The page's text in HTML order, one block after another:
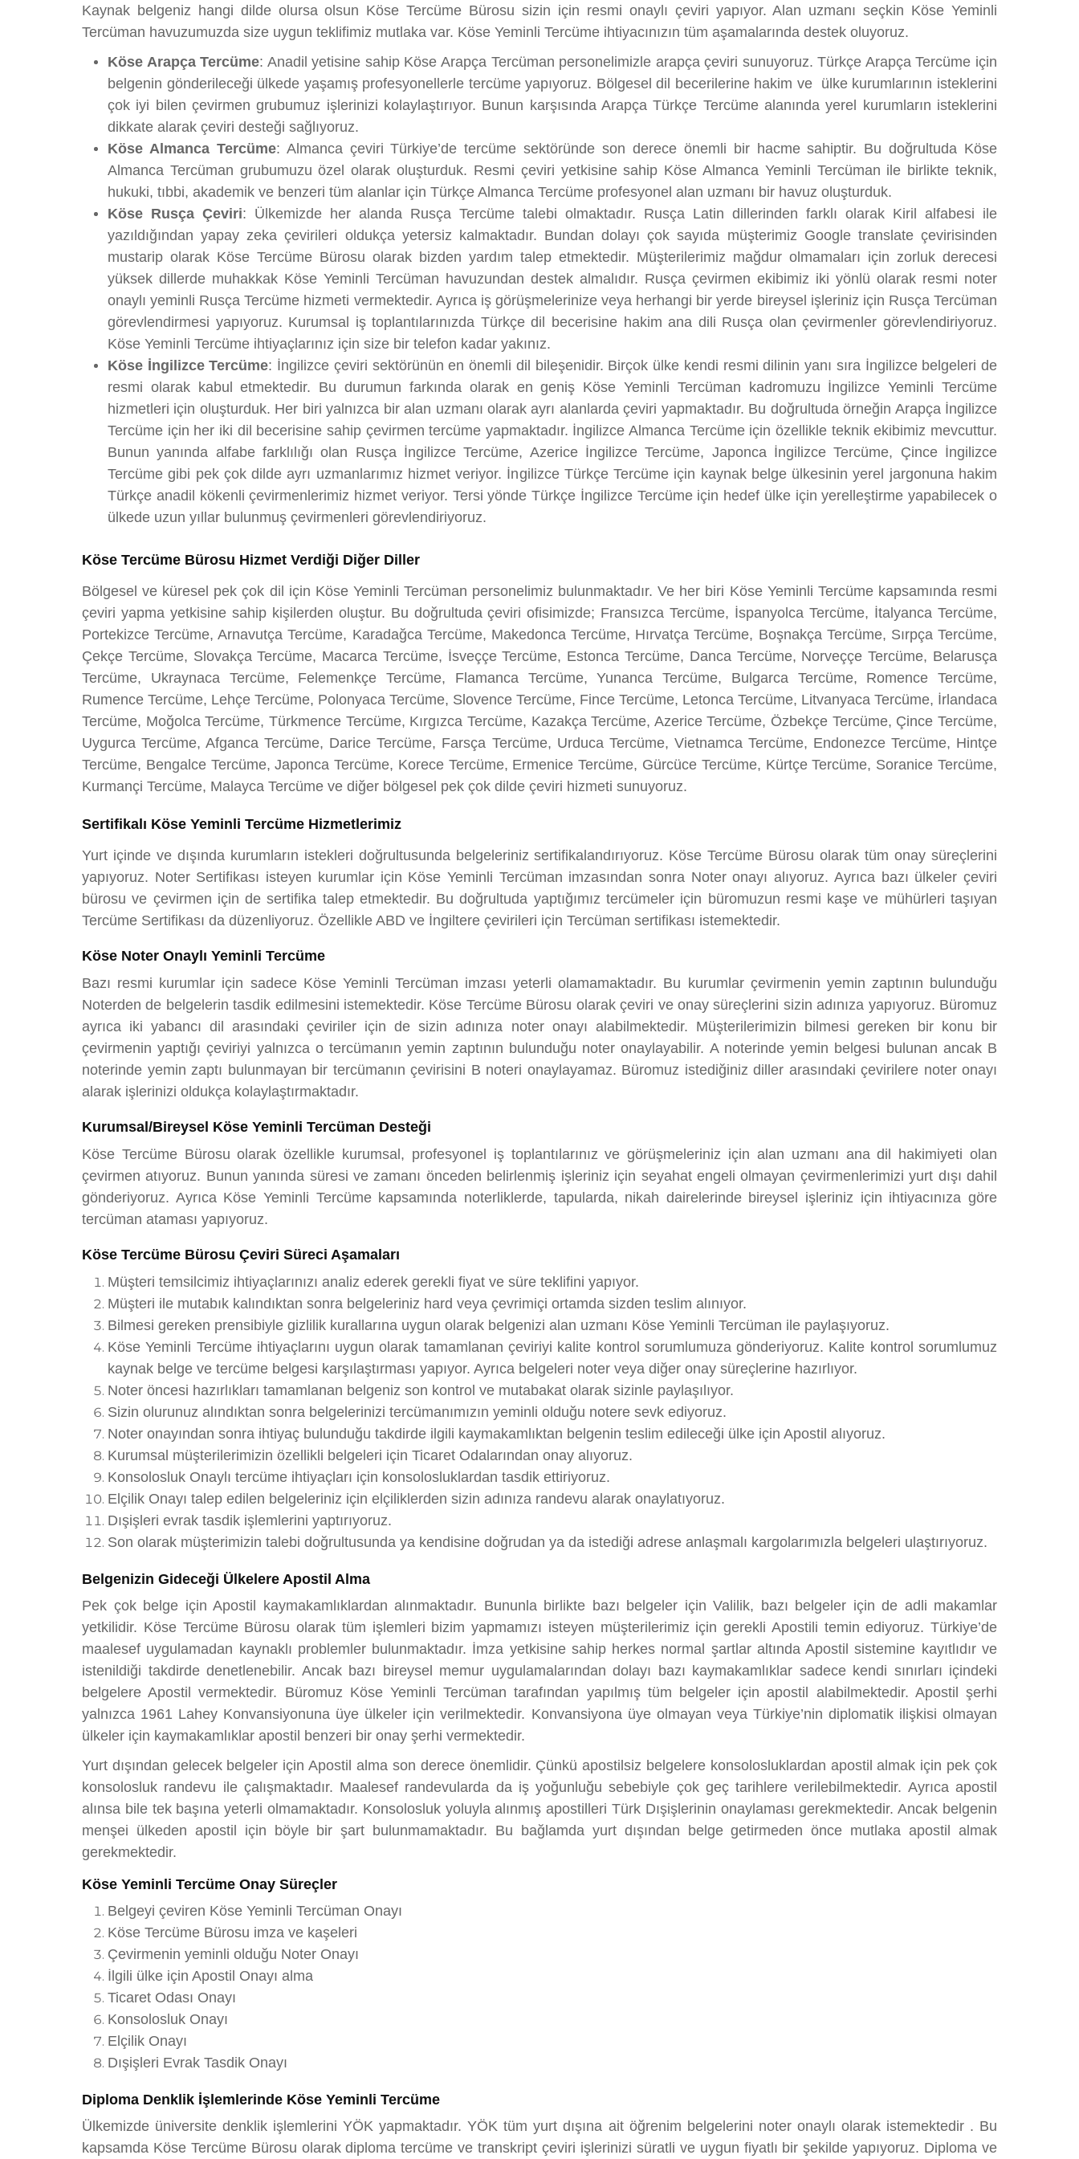
Kaynak belgeniz hangi dilde olursa olsun Köse Tercüme Bürosu sizin için resmi onaylı çeviri yapıyor. Alan uzmanı seçkin Köse Yeminli
Tercüman havuzumuzda size uygun teklifimiz mutlaka var. Köse Yeminli Tercüme ihtiyacınızın tüm aşamalarında destek oluyoruz.
Köse Arapça Tercüme: Anadil yetisine sahip Köse Arapça Tercüman personelimizle arapça çeviri sunuyoruz. Türkçe Arapça Tercüme için
belgenin gönderileceği ülkede yaşamış profesyonellerle tercüme yapıyoruz. Bölgesel dil becerilerine hakim ve ülke kurumlarının isteklerini
çok iyi bilen çevirmen grubumuz işlerinizi kolaylaştırıyor. Bunun karşısında Arapça Türkçe Tercüme alanında yerel kurumların isteklerini
dikkate alarak çeviri desteği sağlıyoruz.
Köse Almanca Tercüme: Almanca çeviri Türkiye’de tercüme sektöründe son derece önemli bir hacme sahiptir. Bu doğrultuda Köse
Almanca Tercüman grubumuzu özel olarak oluşturduk. Resmi çeviri yetkisine sahip Köse Almanca Yeminli Tercüman ile birlikte teknik,
hukuki, tıbbi, akademik ve benzeri tüm alanlar için Türkçe Almanca Tercüme profesyonel alan uzmanı bir havuz oluşturduk.
Köse Rusça Çeviri: Ülkemizde her alanda Rusça Tercüme talebi olmaktadır. Rusça Latin dillerinden farklı olarak Kiril alfabesi ile
yazıldığından yapay zeka çevirileri oldukça yetersiz kalmaktadır. Bundan dolayı çok sayıda müşterimiz Google translate çevirisinden
mustarip olarak Köse Tercüme Bürosu olarak bizden yardım talep etmektedir. Müşterilerimiz mağdur olmamaları için zorluk derecesi
yüksek dillerde muhakkak Köse Yeminli Tercüman havuzundan destek almalıdır. Rusça çevirmen ekibimiz iki yönlü olarak resmi noter
onaylı yeminli Rusça Tercüme hizmeti vermektedir. Ayrıca iş görüşmelerinize veya herhangi bir yerde bireysel işleriniz için Rusça Tercüman
görevlendirmesi yapıyoruz. Kurumsal iş toplantılarınızda Türkçe dil becerisine hakim ana dili Rusça olan çevirmenler görevlendiriyoruz.
Köse Yeminli Tercüme ihtiyaçlarınız için size bir telefon kadar yakınız.
Köse İngilizce Tercüme: İngilizce çeviri sektörünün en önemli dil bileşenidir. Birçok ülke kendi resmi dilinin yanı sıra İngilizce belgeleri de
resmi olarak kabul etmektedir. Bu durumun farkında olarak en geniş Köse Yeminli Tercüman kadromuzu İngilizce Yeminli Tercüme
hizmetleri için oluşturduk. Her biri yalnızca bir alan uzmanı olarak ayrı alanlarda çeviri yapmaktadır. Bu doğrultuda örneğin Arapça İngilizce
Tercüme için her iki dil becerisine sahip çevirmen tercüme yapmaktadır. İngilizce Almanca Tercüme için özellikle teknik ekibimiz mevcuttur.
Bunun yanında alfabe farklılığı olan Rusça İngilizce Tercüme, Azerice İngilizce Tercüme, Japonca İngilizce Tercüme, Çince İngilizce
Tercüme gibi pek çok dilde ayrı uzmanlarımız hizmet veriyor. İngilizce Türkçe Tercüme için kaynak belge ülkesinin yerel jargonuna hakim
Türkçe anadil kökenli çevirmenlerimiz hizmet veriyor. Tersi yönde Türkçe İngilizce Tercüme için hedef ülke için yerelleştirme yapabilecek o
ülkede uzun yıllar bulunmuş çevirmenleri görevlendiriyoruz.
Köse Tercüme Bürosu Hizmet Verdiği Diğer Diller
Bölgesel ve küresel pek çok dil için Köse Yeminli Tercüman personelimiz bulunmaktadır. Ve her biri Köse Yeminli Tercüme kapsamında resmi
çeviri yapma yetkisine sahip kişilerden oluştur. Bu doğrultuda çeviri ofisimizde; Fransızca Tercüme, İspanyolca Tercüme, İtalyanca Tercüme,
Portekizce Tercüme, Arnavutça Tercüme, Karadağca Tercüme, Makedonca Tercüme, Hırvatça Tercüme, Boşnakça Tercüme, Sırpça Tercüme,
Çekçe Tercüme, Slovakça Tercüme, Macarca Tercüme, İsveççe Tercüme, Estonca Tercüme, Danca Tercüme, Norveççe Tercüme, Belarusça
Tercüme, Ukraynaca Tercüme, Felemenkçe Tercüme, Flamanca Tercüme, Yunanca Tercüme, Bulgarca Tercüme, Romence Tercüme,
Rumence Tercüme, Lehçe Tercüme, Polonyaca Tercüme, Slovence Tercüme, Fince Tercüme, Letonca Tercüme, Litvanyaca Tercüme, İrlandaca
Tercüme, Moğolca Tercüme, Türkmence Tercüme, Kırgızca Tercüme, Kazakça Tercüme, Azerice Tercüme, Özbekçe Tercüme, Çince Tercüme,
Uygurca Tercüme, Afganca Tercüme, Darice Tercüme, Farsça Tercüme, Urduca Tercüme, Vietnamca Tercüme, Endonezce Tercüme, Hintçe
Tercüme, Bengalce Tercüme, Japonca Tercüme, Korece Tercüme, Ermenice Tercüme, Gürcüce Tercüme, Kürtçe Tercüme, Soranice Tercüme,
Kurmançi Tercüme, Malayca Tercüme ve diğer bölgesel pek çok dilde çeviri hizmeti sunuyoruz.
Sertifikalı Köse Yeminli Tercüme Hizmetlerimiz
Yurt içinde ve dışında kurumların istekleri doğrultusunda belgeleriniz sertifikalandırıyoruz. Köse Tercüme Bürosu olarak tüm onay süreçlerini
yapıyoruz. Noter Sertifikası isteyen kurumlar için Köse Yeminli Tercüman imzasından sonra Noter onayı alıyoruz. Ayrıca bazı ülkeler çeviri
bürosu ve çevirmen için de sertifika talep etmektedir. Bu doğrultuda yaptığımız tercümeler için büromuzun resmi kaşe ve mühürleri taşıyan
Tercüme Sertifikası da düzenliyoruz. Özellikle ABD ve İngiltere çevirileri için Tercüman sertifikası istemektedir.
Köse Noter Onaylı Yeminli Tercüme
Bazı resmi kurumlar için sadece Köse Yeminli Tercüman imzası yeterli olamamaktadır. Bu kurumlar çevirmenin yemin zaptının bulunduğu
Noterden de belgelerin tasdik edilmesini istemektedir. Köse Tercüme Bürosu olarak çeviri ve onay süreçlerini sizin adınıza yapıyoruz. Büromuz
ayrıca iki yabancı dil arasındaki çeviriler için de sizin adınıza noter onayı alabilmektedir. Müşterilerimizin bilmesi gereken bir konu bir
çevirmenin yaptığı çeviriyi yalnızca o tercümanın yemin zaptının bulunduğu noter onaylayabilir. A noterinde yemin belgesi bulunan ancak B
noterinde yemin zaptı bulunmayan bir tercümanın çevirisini B noteri onaylayamaz. Büromuz istediğiniz diller arasındaki çevirilere noter onayı
alarak işlerinizi oldukça kolaylaştırmaktadır.
Kurumsal/Bireysel Köse Yeminli Tercüman Desteği
Köse Tercüme Bürosu olarak özellikle kurumsal, profesyonel iş toplantılarınız ve görüşmeleriniz için alan uzmanı ana dil hakimiyeti olan
çevirmen atıyoruz. Bunun yanında süresi ve zamanı önceden belirlenmiş işleriniz için seyahat engeli olmayan çevirmenlerimizi yurt dışı dahil
gönderiyoruz. Ayrıca Köse Yeminli Tercüme kapsamında noterliklerde, tapularda, nikah dairelerinde bireysel işleriniz için ihtiyacınıza göre
tercüman ataması yapıyoruz.
Köse Tercüme Bürosu Çeviri Süreci Aşamaları
Müşteri temsilcimiz ihtiyaçlarınızı analiz ederek gerekli fiyat ve süre teklifini yapıyor.
Müşteri ile mutabık kalındıktan sonra belgeleriniz hard veya çevrimiçi ortamda sizden teslim alınıyor.
Bilmesi gereken prensibiyle gizlilik kurallarına uygun olarak belgenizi alan uzmanı Köse Yeminli Tercüman ile paylaşıyoruz.
Köse Yeminli Tercüme ihtiyaçlarını uygun olarak tamamlanan çeviriyi kalite kontrol sorumlumuza gönderiyoruz. Kalite kontrol sorumlumuz
kaynak belge ve tercüme belgesi karşılaştırması yapıyor. Ayrıca belgeleri noter veya diğer onay süreçlerine hazırlıyor.
Noter öncesi hazırlıkları tamamlanan belgeniz son kontrol ve mutabakat olarak sizinle paylaşılıyor.
Sizin olurunuz alındıktan sonra belgelerinizi tercümanımızın yeminli olduğu notere sevk ediyoruz.
Noter onayından sonra ihtiyaç bulunduğu takdirde ilgili kaymakamlıktan belgenin teslim edileceği ülke için Apostil alıyoruz.
Kurumsal müşterilerimizin özellikli belgeleri için Ticaret Odalarından onay alıyoruz.
Konsolosluk Onaylı tercüme ihtiyaçları için konsolosluklardan tasdik ettiriyoruz.
Elçilik Onayı talep edilen belgeleriniz için elçiliklerden sizin adınıza randevu alarak onaylatıyoruz.
Dışişleri evrak tasdik işlemlerini yaptırıyoruz.
Son olarak müşterimizin talebi doğrultusunda ya kendisine doğrudan ya da istediği adrese anlaşmalı kargolarımızla belgeleri ulaştırıyoruz.
Belgenizin Gideceği Ülkelere Apostil Alma
Pek çok belge için Apostil kaymakamlıklardan alınmaktadır. Bununla birlikte bazı belgeler için Valilik, bazı belgeler için de adli makamlar
yetkilidir. Köse Tercüme Bürosu olarak tüm işlemleri bizim yapmamızı isteyen müşterilerimiz için gerekli Apostili temin ediyoruz. Türkiye’de
maalesef uygulamadan kaynaklı problemler bulunmaktadır. İmza yetkisine sahip herkes normal şartlar altında Apostil sistemine kayıtlıdır ve
istenildiği takdirde denetlenebilir. Ancak bazı bireysel memur uygulamalarından dolayı bazı kaymakamlıklar sadece kendi sınırları içindeki
belgelere Apostil vermektedir. Büromuz Köse Yeminli Tercüman tarafından yapılmış tüm belgeler için apostil alabilmektedir. Apostil şerhi
yalnızca 1961 Lahey Konvansiyonuna üye ülkeler için verilmektedir. Konvansiyona üye olmayan veya Türkiye’nin diplomatik ilişkisi olmayan
ülkeler için kaymakamlıklar apostil benzeri bir onay şerhi vermektedir.
Yurt dışından gelecek belgeler için Apostil alma son derece önemlidir. Çünkü apostilsiz belgelere konsolosluklardan apostil almak için pek çok
konsolosluk randevu ile çalışmaktadır. Maalesef randevularda da iş yoğunluğu sebebiyle çok geç tarihlere verilebilmektedir. Ayrıca apostil
alınsa bile tek başına yeterli olmamaktadır. Konsolosluk yoluyla alınmış apostilleri Türk Dışişlerinin onaylaması gerekmektedir. Ancak belgenin
menşei ülkeden apostil için böyle bir şart bulunmamaktadır. Bu bağlamda yurt dışından belge getirmeden önce mutlaka apostil almak
gerekmektedir.
Köse Yeminli Tercüme Onay Süreçler
Belgeyi çeviren Köse Yeminli Tercüman Onayı
Köse Tercüme Bürosu imza ve kaşeleri
Çevirmenin yeminli olduğu Noter Onayı
İlgili ülke için Apostil Onayı alma
Ticaret Odası Onayı
Konsolosluk Onayı
Elçilik Onayı
Dışişleri Evrak Tasdik Onayı
Diploma Denklik İşlemlerinde Köse Yeminli Tercüme
Ülkemizde üniversite denklik işlemlerini YÖK yapmaktadır. YÖK tüm yurt dışına ait öğrenim belgelerini noter onaylı olarak istemektedir . Bu
kapsamda Köse Tercüme Bürosu olarak diploma tercüme ve transkript çeviri işlerinizi süratli ve uygun fiyatlı bir şekilde yapıyoruz. Diploma ve